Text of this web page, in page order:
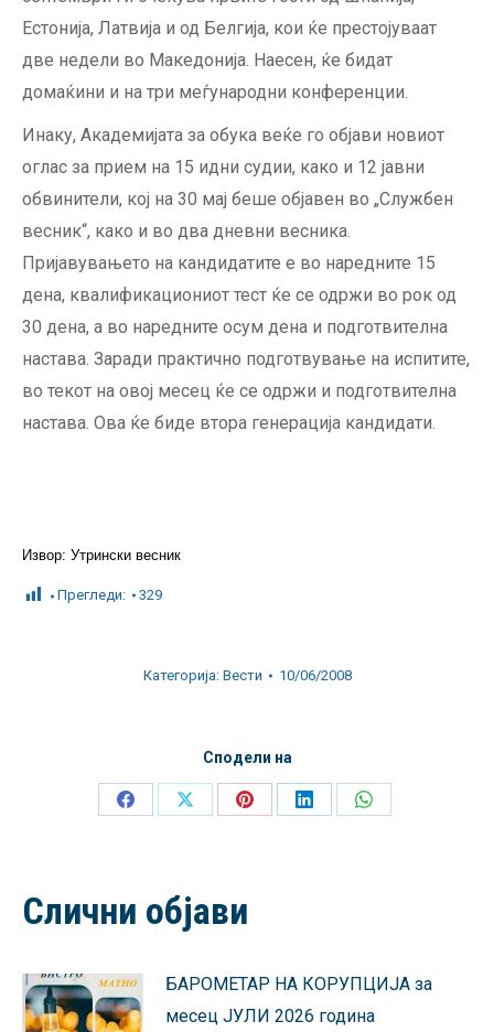
Естонија, Латвија и од Белгија, кои ќе престојуваат
две недели во Македонија. Наесен, ќе бидат
домаќини и на три меѓународни конференции.
Инаку, Академијата за обука веќе го објави новиот
оглас за прием на 15 идни судии, како и 12 јавни
обвинители, кој на 30 мај беше објавен во „Службен
весник“, како и во два дневни весника.
Пријавувањето на кандидатите е во наредните 15
дена, квалификациониот тест ќе се одржи во рок од
30 дена, а во наредните осум дена и подготвителна
настава. Заради практично подготвување на испитите,
во текот на овој месец ќе се одржи и подготвителна
настава. Ова ќе биде втора генерација кандидати.
Извор: Утрински весник
Прегледи: 329
Категорија: Вести 10/06/2008
Сподели на
Share
Share
Share
Share
Share
Слични објави
БАРОМЕТАР НА КОРУПЦИЈА за
месец ЈУЛИ 2026 година